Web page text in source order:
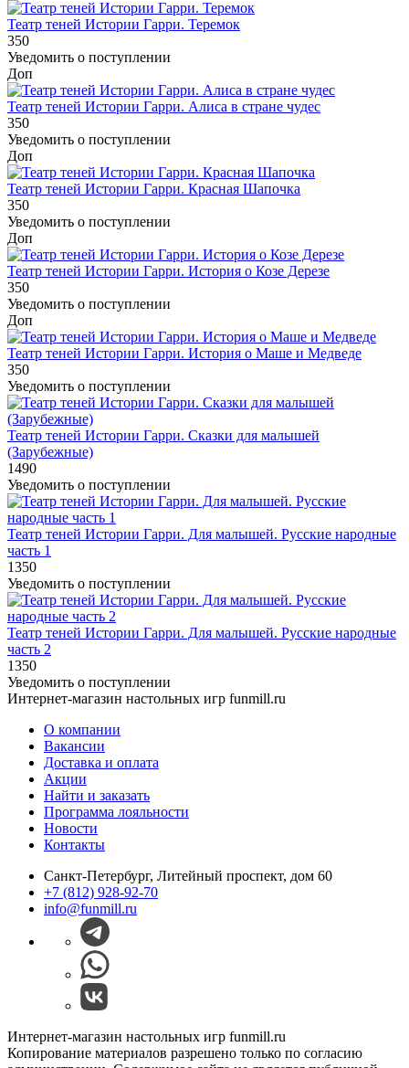
Театр теней Истории Гарри. Теремок
350
Уведомить о поступлении
Доп
Театр теней Истории Гарри. Алиса в стране чудес
350
Уведомить о поступлении
Доп
Театр теней Истории Гарри. Красная Шапочка
350
Уведомить о поступлении
Доп
Театр теней Истории Гарри. История о Козе Дерезе
350
Уведомить о поступлении
Доп
Театр теней Истории Гарри. История о Маше и Медведе
350
Уведомить о поступлении
Театр теней Истории Гарри. Сказки для малышей
(Зарубежные)
1490
Уведомить о поступлении
Театр теней Истории Гарри. Для малышей. Русские народные
часть 1
1350
Уведомить о поступлении
Театр теней Истории Гарри. Для малышей. Русские народные
часть 2
1350
Уведомить о поступлении
Интернет-магазин настольных игр funmill.ru
О компании
Вакансии
Доставка и оплата
Акции
Найти и заказать
Программа лояльности
Новости
Контакты
Санкт-Петербург, Литейный проспект, дом 60
+7 (812) 928-92-70
info@funmill.ru
Интернет-магазин настольных игр funmill.ru
Копирование материалов разрешено только по согласию